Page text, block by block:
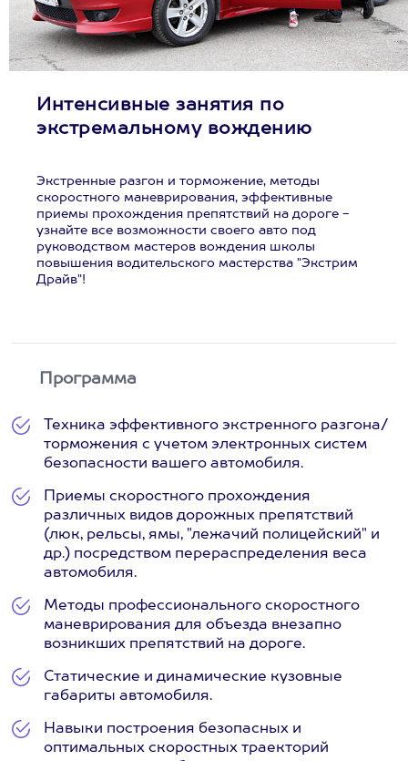
Интенсивные занятия по
экстремальному вождению
Экстренные разгон и торможение, методы
скоростного маневрирования, эффективные
приемы прохождения препятствий на дороге -
узнайте все возможности своего авто под
руководством мастеров вождения школы
повышения водительского мастерства "Экстрим
Драйв"!
Программа
Техника эффективного экстренного разгона/
торможения с учетом электронных систем
безопасности вашего автомобиля.
Приемы скоростного прохождения
различных видов дорожных препятствий
(люк, рельсы, ямы, "лежачий полицейский" и
др.) посредством перераспределения веса
автомобиля.
Методы профессионального скоростного
маневрирования для объезда внезапно
возникших препятствий на дороге.
Статические и динамические кузовные
габариты автомобиля.
Навыки построения безопасных и
оптимальных скоростных траекторий